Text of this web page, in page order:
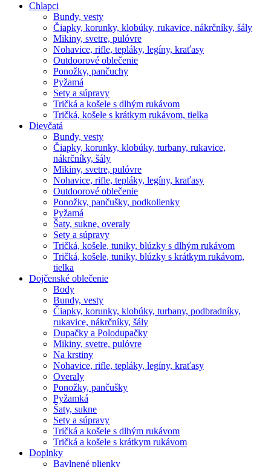
Chlapci
Bundy, vesty
Čiapky, korunky, klobúky, rukavice, nákrčníky, šály
Mikiny, svetre, pulóvre
Nohavice, rifle, tepláky, legíny, kraťasy
Outdoorové oblečenie
Ponožky, pančuchy
Pyžamá
Sety a súpravy
Tričká a košele s dlhým rukávom
Tričká, košele s krátkym rukávom, tielka
Dievčatá
Bundy, vesty
Čiapky, korunky, klobúky, turbany, rukavice,
nákrčníky, šály
Mikiny, svetre, pulóvre
Nohavice, rifle, tepláky, legíny, kraťasy
Outdoorové oblečenie
Ponožky, pančušky, podkolienky
Pyžamá
Šaty, sukne, overaly
Sety a súpravy
Tričká, košele, tuniky, blúzky s dlhým rukávom
Tričká, košele, tuniky, blúzky s krátkym rukávom,
tielka
Dojčenské oblečenie
Body
Bundy, vesty
Čiapky, korunky, klobúky, turbany, podbradníky,
rukavice, nákrčníky, šály
Dupačky a Polodupačky
Mikiny, svetre, pulóvre
Na krstiny
Nohavice, rifle, tepláky, legíny, kraťasy
Overaly
Ponožky, pančušky
Pyžamká
Šaty, sukne
Sety a súpravy
Tričká a košele s dlhým rukávom
Tričká a košele s krátkym rukávom
Doplnky
Bavlnené plienky